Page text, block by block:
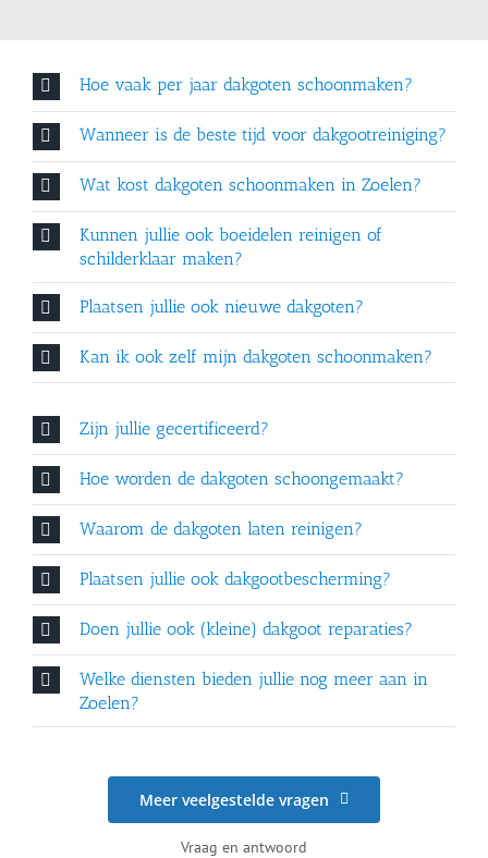
Hoe vaak per jaar dakgoten schoonmaken?
Wanneer is de beste tijd voor dakgootreiniging?
Wat kost dakgoten schoonmaken in Zoelen?
Kunnen jullie ook boeidelen reinigen of
schilderklaar maken?
Plaatsen jullie ook nieuwe dakgoten?
Kan ik ook zelf mijn dakgoten schoonmaken?
Zijn jullie gecertificeerd?
Hoe worden de dakgoten schoongemaakt?
Waarom de dakgoten laten reinigen?
Plaatsen jullie ook dakgootbescherming?
Doen jullie ook (kleine) dakgoot reparaties?
Welke diensten bieden jullie nog meer aan in
Zoelen?
Meer veelgestelde vragen
Vraag en antwoord